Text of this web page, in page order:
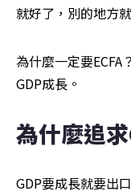
就好了，別的地方
為什麼一定要ECFA
GDP成長。
為什麼追
GDP要成長就要出